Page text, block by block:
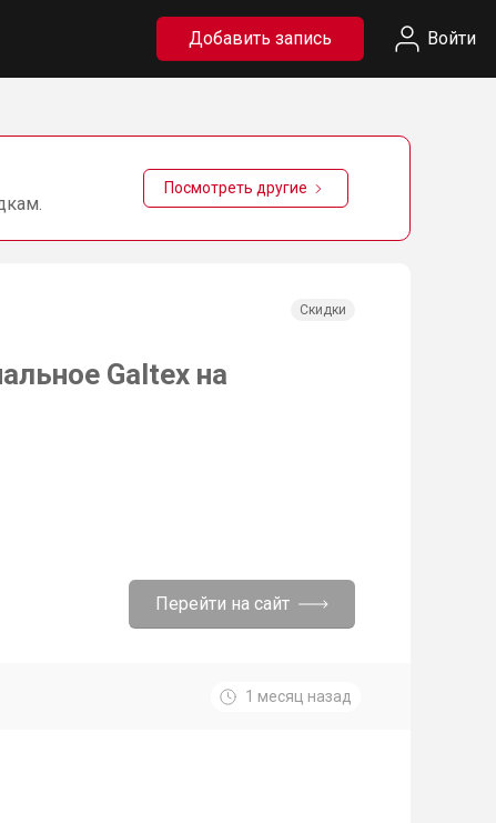
Добавить запись Войти
Посмотреть другие
Скидки
Galtex на
Перейти на сайт
1 месяц назад